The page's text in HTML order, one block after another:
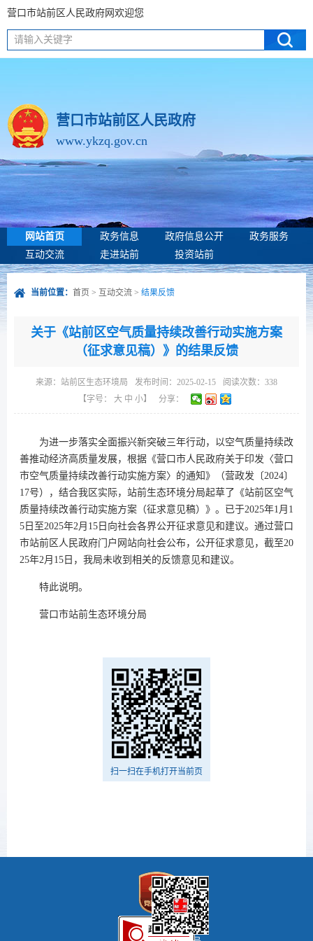
营口市站前区人民政府网欢迎您
请输入关键字
营口市站前区人民政府
www.ykzq.gov.cn
网站首页 政务信息 政府信息公开
政务服务
互动交流
走进站前 投资站前
当前位置： 首页 > 互动交流 > 结果反馈
关于《站前区空气质量持续改善行动实施方案
（征求意见稿）》的结果反馈
来源： 站前区生态环境局 发布时间：2025-02-15 阅读次数： 338
【字号： 大 中 小】 分享：
为进一步落实全面振兴新突破三年行动，以空气质量持续改
善推动经济高质量发展，根据《营口市人民政府关于印发〈营口
市空气质量持续改善行动实施方案〉的通知》（营政发〔2024〕
17号），结合我区实际，站前生态环境分局起草了《站前区空气
质量持续改善行动实施方案（征求意见稿）》。已于2025年1月1
5日至2025年2月15日向社会各界公开征求意见和建议。通过营口
市站前区人民政府门户网站向社会公布，公开征求意见，截至20
25年2月15日，我局未收到相关的反馈意见和建议。
特此说明。
营口市站前生态环境分局
扫一扫在手机打开当前页